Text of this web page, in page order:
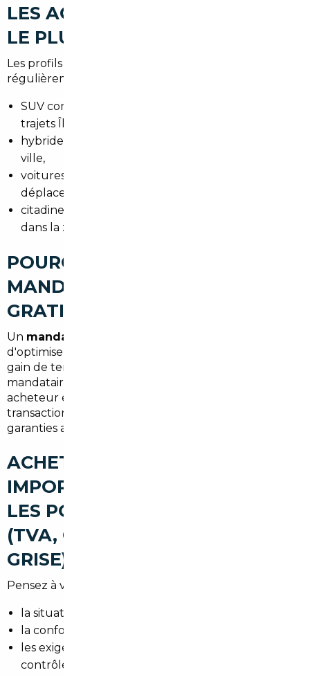
LES ACHETEURS RECHERCHENT
LE PLUS À SAINT-GRATIEN
Les profils varient, mais certains véhicules reviennent
régulièrement :
SUV compacts (pratiques pour la famille et les
trajets Île-de-France),
hybrides et électriques pour limiter les frais en
ville,
voitures premium (Audi, BMW, Mercedes) pour les
déplacements professionnels,
citadines économiques pour circuler facilement
dans la zone urbaine.
POURQUOI FAIRE APPEL À UN
MANDATAIRE AUTO À SAINT-
GRATIEN
Un mandataire auto Saint-Gratien
d'optimiser le budget : réduction du prix d'achat,
gain de temps et gestion complète des formalités. Le
mandataire sert d'intermédiaire fiable entre
acheteur et vendeur, limite les risques liés aux
transactions internationales et propose souvent des
garanties additionnelles.
ACHETER UNE VOITURE
IMPORTÉE À SAINT-GRATIEN :
LES POINTS DE VIGILANCE
(TVA, CONFORMITÉ, CARTE
GRISE)
Pensez à vérifier :
la situation de la TVA selon le pays d'origine,
la conformité européenne (certificat COC),
les exigences pour la carte grise en France et le
contrôle technique valide,